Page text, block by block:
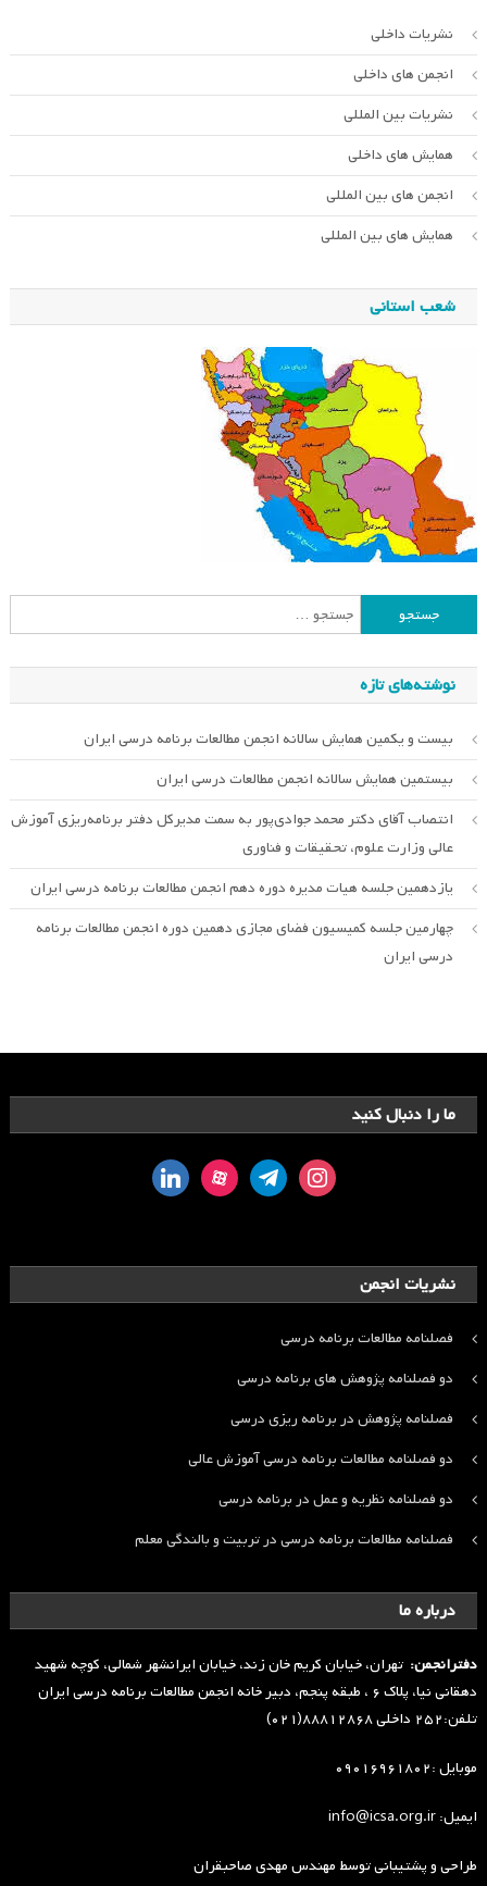
نشریات داخلی
انجمن های داخلی
نشریات بین المللی
همایش های داخلی
انجمن های بین المللی
همایش های بین المللی
شعب استانی
جستجو
برای:
نوشته‌های تازه
بیست و یکمین همایش سالانه انجمن مطالعات برنامه درسی ایران
بیستمین همایش سالانه انجمن مطالعات درسی ایران
انتصاب آقای دکتر محمد جوادی‌پور به سمت مدیرکل دفتر برنامه‌ریزی آموزش
عالی وزارت علوم، تحقیقات و فناوری
یازدهمین جلسه هیات مدیره دوره دهم انجمن مطالعات برنامه درسی ایران
چهارمین جلسه کمیسیون فضای مجازی دهمین دوره انجمن مطالعات برنامه
درسی ایران
ما را دنبال کنید
instagram
telegram
aparat
linkedin
نشریات انجمن
فصلنامه مطالعات برنامه درسی
دو فصلنامه پژوهش های برنامه درسی
فصلنامه پژوهش در برنامه ریزی درسی
دو فصلنامه مطالعات برنامه درسی آموزش عالی
دو فصلنامه نظریه و عمل در برنامه درسی
فصلنامه مطالعات برنامه درسی در تربیت و بالندگی معلم
درباره ما
دفترانجمن: تهران، خیابان کریم خان زند، خیابان ایرانشهر شمالی، کوچه شهید
دهقانی نیا، پلاک ۶ ، طبقه پنجم، دبیر خانه انجمن مطالعات برنامه درسی ایران
تلفن:۲۵۲ داخلی ۸۸۸۱۲۸۶۸(۰۲۱)
موبایل :۰۹۰۱۶۹۶۱۸۰۲
ایمیل: info@icsa.org.ir
طراحی و پشتیبانی توسطمهندس مهدی صاحبقران